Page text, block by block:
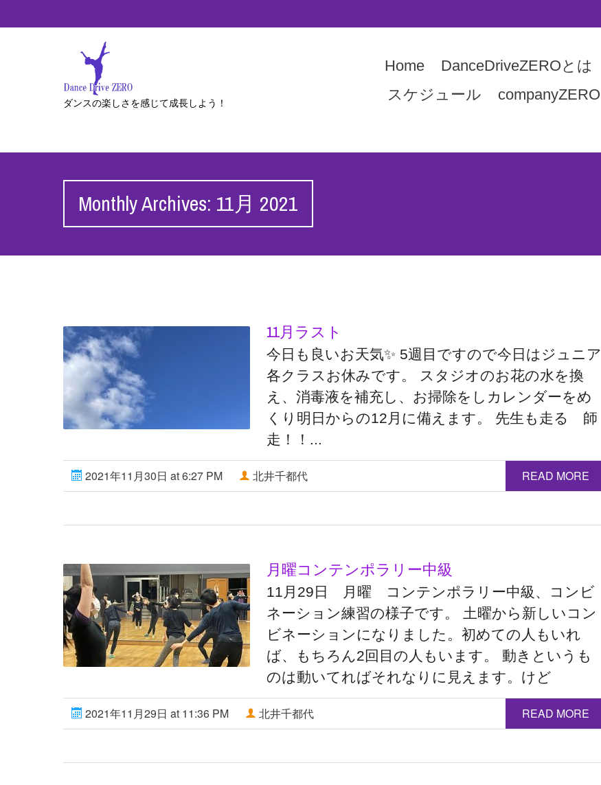
ダンスの楽しさを感じて成長しよう！
Home DanceDriveZEROとは
スケジュール
companyZERO
Monthly Archives: 11月 2021
11月ラスト
今日も良いお天気✨ 5週目ですので今日はジュニア
各クラスお休みです。 スタジオのお花の水を換
え、消毒液を補充し、お掃除をしカレンダーをめ
くり明日からの12月に備えます。 先生も走る 師
走！！...
2021年11月30日 at 6:27 PM 北井千都代 READ MORE
月曜コンテンポラリー中級
11月29日 月曜 コンテンポラリー中級、コンビ
ネーション練習の様子です。 土曜から新しいコン
ビネーションになりました。初めての人もいれ
ば、もちろん2回目の人もいます。 動きというも
のは動いてればそれなりに見えます。けど
2021年11月29日 at 11:36 PM 北井千都代 READ MORE